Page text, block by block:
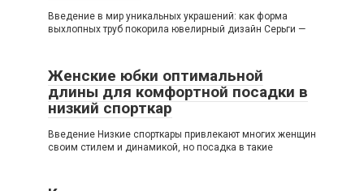
Введение в мир уникальных украшений: как форма
выхлопных труб покорила ювелирный дизайн Серьги —
Женские юбки оптимальной
длины для комфортной посадки в
низкий спорткар
Введение Низкие спорткары привлекают многих женщин
своим стилем и динамикой, но посадка в такие